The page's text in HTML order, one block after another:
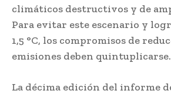
climáticos destructivos y de
Para evitar este escenario y
1,5 °C, los compromisos de
emisiones deben quintuplicarse.
La décima edición del informe